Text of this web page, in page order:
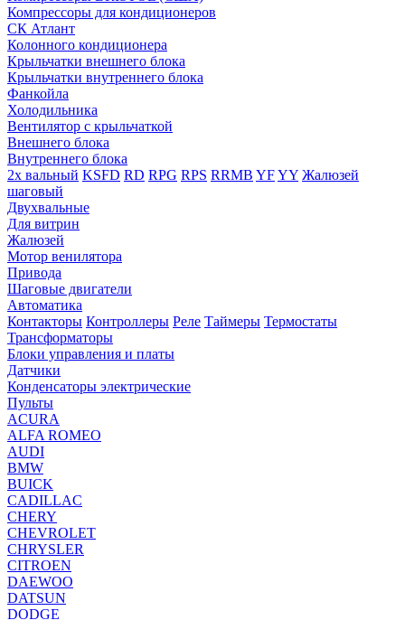
Компрессоры для кондиционеров
СК Атлант
Колонного кондиционера
Крыльчатки внешнего блока
Крыльчатки внутреннего блока
Фанкойла
Холодильника
Вентилятор с крыльчаткой
Внешнего блока
Внутреннего блока
2х вальный KSFD RD RPG RPS RRMB YFYY Жалюзей
шаговый
Двухвальные
Для витрин
Жалюзей
Мотор венилятора
Привода
Шаговые двигатели
Автоматика
Контакторы Контроллеры Реле Таймеры Термостаты
Трансформаторы
Блоки управления и платы
Датчики
Конденсаторы электрические
Пульты
ACURA
ALFA ROMEO
AUDI
BMW
BUICK
CADILLAC
CHERY
CHEVROLET
CHRYSLER
CITROEN
DAEWOO
DATSUN
DODGE